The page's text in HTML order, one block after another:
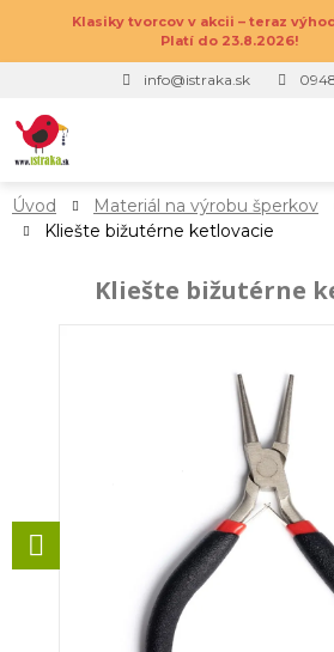
Klasiky tvorcov v akcii – teraz
Platí do 23.8.2026!
info@istraka.sk
Úvod Materiál na výrobu šperkov
Kliešte bižutérne ketlovacie
Kliešte bižutérne